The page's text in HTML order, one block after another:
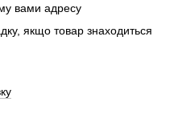
вами адресу
якщо товар знаходиться